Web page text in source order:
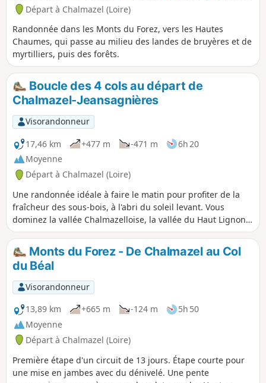
Départ à Chalmazel (Loire)
Randonnée dans les Monts du Forez, vers les Hautes
Chaumes, qui passe au milieu des landes de bruyères et de
myrtilliers, puis des forêts.
Boucle des 4 cols au départ de
Chalmazel-Jeansagnières
Visorandonneur
17,46 km
+477 m -471 m
6h 20
Moyenne
Départ à Chalmazel (Loire)
Une randonnée idéale à faire le matin pour profiter de la
fraîcheur des sous-bois, à l'abri du soleil levant. Vous
dominez la vallée Chalmazelloise, la vallée du Haut Lignon,
au loin le sommet de Pierre sur Haute. Votre attention sera
attirée par les nombreux champs de myrtilles.
Monts du Forez - De Chalmazel au Col
du Béal
Visorandonneur
13,89 km
+665 m -124 m
5h 50
Moyenne
Départ à Chalmazel (Loire)
Première étape d'un circuit de 13 jours. Étape courte pour
une mise en jambes avec du dénivelé. Une pente